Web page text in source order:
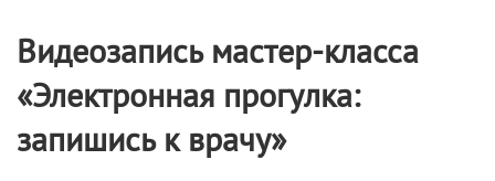
Видеозапись мастер-класса
«Электронная прогулка:
запишись к врачу»